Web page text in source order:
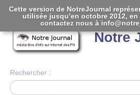
Notre
Rechercher :
Cette version de NotreJournal
utilisée jusqu’en octobre 2012,
contactez nous à